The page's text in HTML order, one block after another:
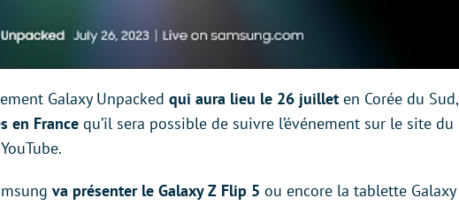
Galaxy Unpacked qui aura lieu le 26 juillet en Corée du Sud,
en France qu’il sera possible de suivre l’événement sur le site du
va présenter le Galaxy Z Flip 5 ou encore la tablette Galaxy